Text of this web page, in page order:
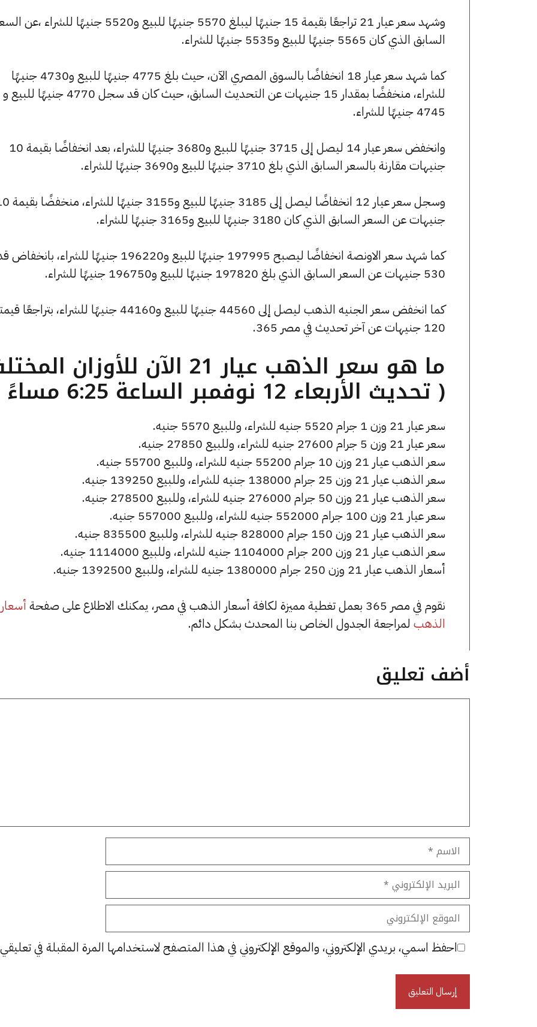
وشهد سعر عيار 21 تراجعًا بقيمة 15 جنيهًا ليبلغ 5570 جنيهًا للبيع و5520 جنيهًا للشراء ،عن
السابق الذي كان 5565 جنيهًا للبيع و5535 جنيهًا للشراء.
كما شهد سعر عيار 18 انخفاضًا بالسوق المصري الآن، حيث بلغ 4775 جنيهًا للبيع و4730 جنيهًا
للشراء، منخفضًا بمقدار 15 جنيهات عن التحديث السابق، حيث كان قد سجل 4770 جنيهًا للبيع و
4745 جنيهًا للشراء.
وانخفض سعر عيار 14 ليصل إلى 3715 جنيهًا للبيع و3680 جنيهًا للشراء، بعد انخفاضًا بقيمة 10
جنيهات مقارنة بالسعر السابق الذي بلغ 3710 جنيهًا للبيع و3690 جنيهًا للشراء.
وسجل سعر عيار 12 انخفاضًا ليصل إلى 3185
جنيهات عن السعر السابق الذي كان 3180 جنيهًا للبيع و3165 جنيهًا للشراء.
كما شهد سعر الاونصة انخفاضًا ليصبح 197995 جنيهًا للبيع و196220 جنيهًا للشراء،
530 جنيهات عن السعر السابق الذي بلغ 197820 جنيهًا للبيع و196750 جنيهًا للشراء.
كما انخفض سعر الجنيه الذهب ليصل إلى 44560 جنيهًا للبيع و44160 جنيهًا للشراء،
120 جنيهات عن آخر تحديث في مصر 365.
ما هو سعر الذهب عيار 21 الآن للأوزان
( تحديث الأربعاء 12 نوفمبر الساعة 6:25 مساءً )
سعر عيار 21 وزن 1 جرام 5520 جنيه للشراء، وللبيع 5570 جنيه.
سعر عيار 21 وزن 5 جرام 27600 جنيه للشراء، وللبيع 27850 جنيه.
سعر الذهب عيار 21 وزن 10 جرام 55200 جنيه للشراء، وللبيع 55700 جنيه.
سعر الذهب عيار 21 وزن 25 جرام 138000 جنيه للشراء، وللبيع 139250 جنيه.
سعر الذهب عيار 21 وزن 50 جرام 276000 جنيه للشراء، وللبيع 278500 جنيه.
سعر عيار 21 وزن 100 جرام 552000 جنيه للشراء، وللبيع 557000 جنيه.
سعر الذهب عيار 21 وزن 150 جرام 828000 جنيه للشراء، وللبيع 835500 جنيه.
سعر الذهب عيار 21 وزن 200 جرام 1104000 جنيه للشراء، وللبيع 1114000 جنيه.
أسعار الذهب عيار 21 وزن 250 جرام 1380000 جنيه للشراء، وللبيع 1392500 جنيه.
نقوم في مصر 365 بعمل تغطية مميزة لكافة أسعار الذهب في مصر، يمكنك الاطلاع على صفحة
أسعار
الذهب لمراجعة الجدول الخاص بنا المحدث بشكل دائم.
أضف تعليق
الاسم
البريد
الإلكتروني
الموقع
الإلكتروني
احفظ اسمي، بريدي الإلكتروني، والموقع الإلكتروني في هذا المتصفح لاستخدامها المرة المقبلة في